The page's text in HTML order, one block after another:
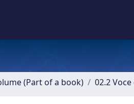
(Part of a book) 02.2